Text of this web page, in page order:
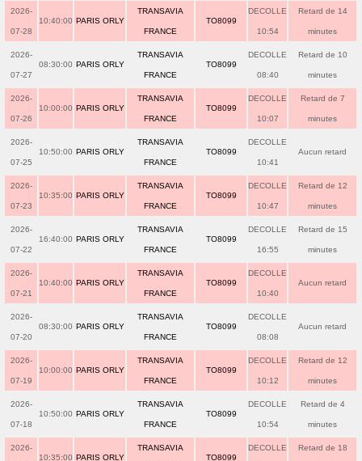
2026-
07-28
10:40:00 PARIS ORLY
TRANSAVIA
FRANCE
TO8099
DECOLLE
10:54
Retard de 14
minutes
2026-
07-27
08:30:00 PARIS ORLY
TRANSAVIA
FRANCE
TO8099
DECOLLE
08:40
Retard de 10
minutes
2026-
07-26
10:00:00 PARIS ORLY
TRANSAVIA
FRANCE
TO8099
DECOLLE
10:07
Retard de 7
minutes
2026-
07-25
10:50:00 PARIS ORLY
TRANSAVIA
FRANCE
TO8099
DECOLLE
10:41
Aucun retard
2026-
07-23
10:35:00 PARIS ORLY
TRANSAVIA
FRANCE
TO8099
DECOLLE
10:47
Retard de 12
minutes
2026-
07-22
16:40:00 PARIS ORLY
TRANSAVIA
FRANCE
TO8099
DECOLLE
16:55
Retard de 15
minutes
2026-
07-21
10:40:00 PARIS ORLY
TRANSAVIA
FRANCE
TO8099
DECOLLE
10:40
Aucun retard
2026-
07-20
08:30:00 PARIS ORLY
TRANSAVIA
FRANCE
TO8099
DECOLLE
08:08
Aucun retard
2026-
07-19
10:00:00 PARIS ORLY
TRANSAVIA
FRANCE
TO8099
DECOLLE
10:12
Retard de 12
minutes
2026-
07-18
10:50:00 PARIS ORLY
TRANSAVIA
FRANCE
TO8099
DECOLLE
10:54
Retard de 4
minutes
2026-
10:35:00 PARIS ORLY
TRANSAVIA
TO8099
DECOLLE Retard de 18